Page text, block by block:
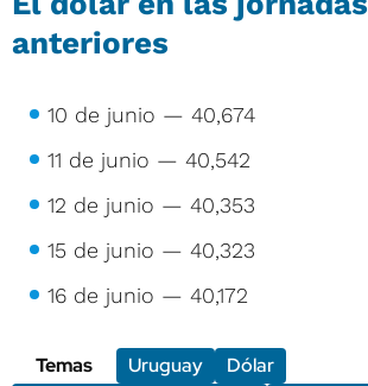
anteriores
10 de junio — 40,674
11 de junio — 40,542
12 de junio — 40,353
15 de junio — 40,323
16 de junio — 40,172
Temas Uruguay
Dólar